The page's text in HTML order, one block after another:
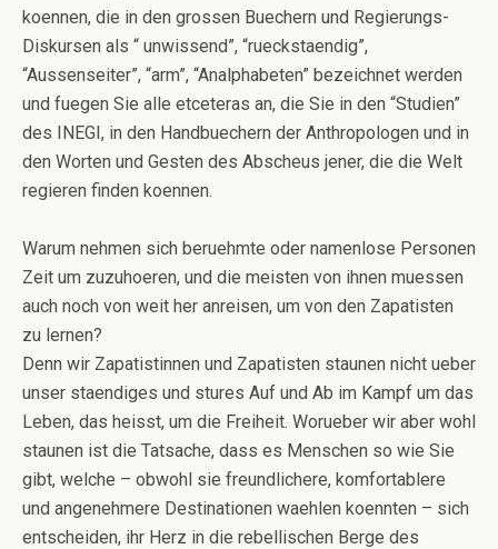
koennen, die in den grossen Buechern und Regierungs-
Diskursen als “ unwissend”, “rueckstaendig”,
“Aussenseiter”, “arm”, “Analphabeten” bezeichnet werden
und fuegen Sie alle etceteras an, die Sie in den “Studien”
des INEGI, in den Handbuechern der Anthropologen und in
den Worten und Gesten des Abscheus jener, die die Welt
regieren finden koennen.
Warum nehmen sich beruehmte oder namenlose Personen
Zeit um zuzuhoeren, und die meisten von ihnen muessen
auch noch von weit her anreisen, um von den Zapatisten
zu lernen?
Denn wir Zapatistinnen und Zapatisten staunen nicht ueber
unser staendiges und stures Auf und Ab im Kampf um das
Leben, das heisst, um die Freiheit. Worueber wir aber wohl
staunen ist die Tatsache, dass es Menschen so wie Sie
gibt, welche – obwohl sie freundlichere, komfortablere
und angenehmere Destinationen waehlen koennten – sich
entscheiden, ihr Herz in die rebellischen Berge des